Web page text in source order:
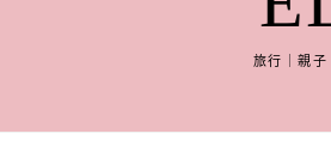
旅行｜親子